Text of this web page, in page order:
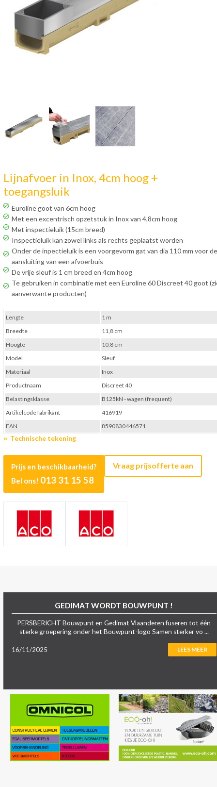
Lijnafvoer in Inox, 4cm hoog +
toegangsluik
Euroline goot van 6cm hoog
Met een excentrisch opzetstuk in Inox van 4,8cm hoog
Met inspectieluik (15cm breed)
Inspectieluik kan zowel links als rechts geplaatst worden
Onder de inpectieluik is een voorgevorm gat van dia 110 mm voor de
aansluiting van een afvoerbuis
De vrije sleuf is 1 cm breed en 4cm hoog
Te gebruiken in combinatie met een Euroline 60 Discreet 40 goot
aanverwante producten)
Technische tekening
Prijs en beschikbaarheid?
Bel ons! 013 31 15 58
Vraag prijsofferte aan
Lengte
1 m
Breedte
11,8 cm
Hoogte
10,8 cm
Model
Sleuf
Materiaal
Inox
Productnaam
Discreet 40
Belastingsklasse
B125kN - wagen (frequent)
Artikelcode fabrikant
416919
EAN
8590830446571
GEDIMAT WORDT BOUWPUNT !
PERSBERICHT Bouwpunt en Gedimat Vlaanderen fuseren tot één
sterke groepering onder het Bouwpunt-logo Samen sterker vo ...
16/11/2025 LEES MEER